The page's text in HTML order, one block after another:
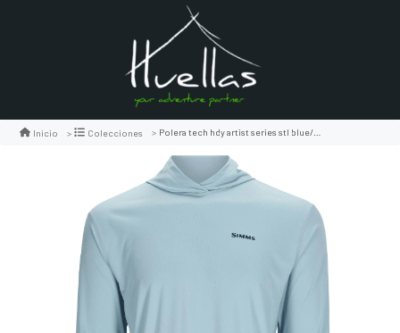
Inicio Colecciones Polera tech hdy artist series stl blue/simms wave